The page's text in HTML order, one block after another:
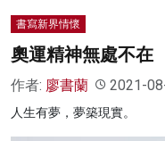
書寫新界情懷
奧運精神無處不在
作者: 廖書蘭 2021-
人生有夢，夢築現實。